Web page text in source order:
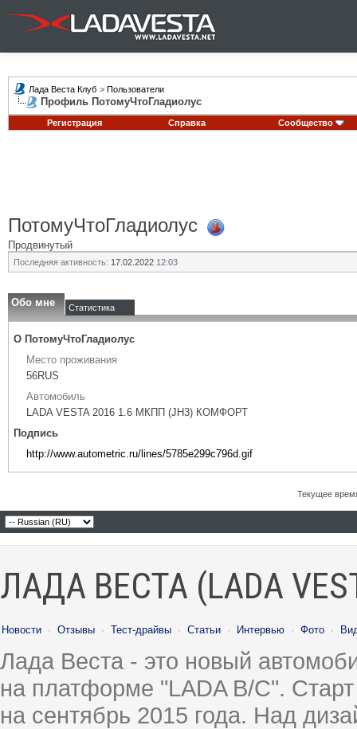
Лада Веста Клуб > Пользователи
Профиль ПотомуЧтоГладиолус
Регистрация Справка Сообщество
ПотомуЧтоГладиолус
Продвинутый
Последняя активность: 17.02.2022 12:03
Обо мне Статистика
О ПотомуЧтоГладиолус
Место проживания
56RUS
Автомобиль
LADA VESTA 2016 1.6 МКПП (JH3) КОМФОРТ
Подпись
http://www.autometric.ru/lines/5785e299c796d.gif
Текущее
ЛАДА ВЕСТА (LADA
Новости · Отзывы · Тест-драйвы · Статьи · Интервью · Фото ·
Лада Веста - это новый
на платформе "LADA B/C".
на сентябрь 2015 года. Над